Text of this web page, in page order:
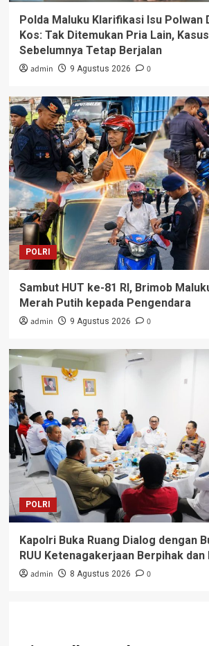
Polda Maluku Klarifikasi Isu Polwan
Kos: Tak Ditemukan Pria Lain,
Sebelumnya Tetap Berjalan
admin 9 Agustus 2026 0
POLRI
Sambut HUT ke-81 RI, Brimob
Merah Putih kepada Pengendara
admin 9 Agustus 2026 0
POLRI
Kapolri Buka Ruang Dialog dengan
RUU Ketenagakerjaan Berpihak
admin 8 Agustus 2026 0